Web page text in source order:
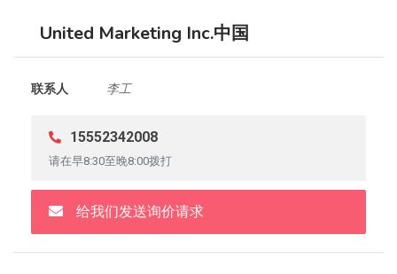
United Marketing Inc.中国
联系人 李工
15552342008
请在早8:30至晚8:00拨打
给我们发送询价请求